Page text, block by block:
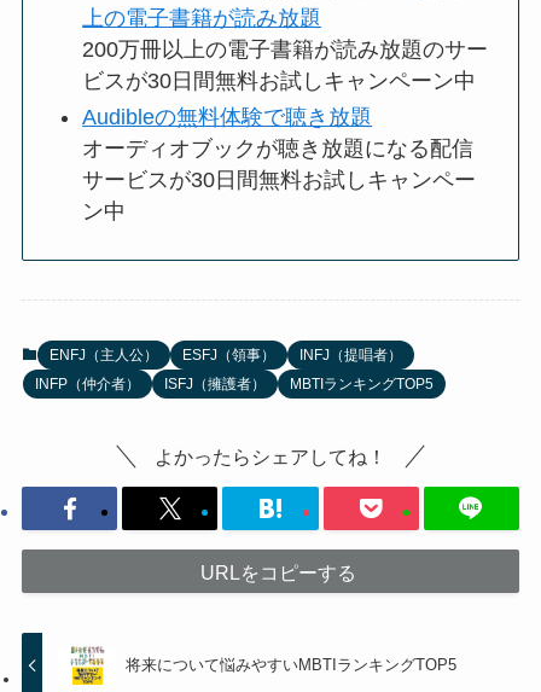
上の電子書籍が読み放題
200万冊以上の電子書籍が読み放題のサー
ビスが30日間無料お試しキャンペーン中
Audibleの無料体験で聴き放題
オーディオブックが聴き放題になる配信
サービスが30日間無料お試しキャンペー
ン中
ENFJ（主人公） ESFJ（領事）
INFJ（提唱者）
INFP（仲介者）
ISFJ（擁護者） MBTIランキングTOP5
よかったらシェアしてね！
URLをコピーする
将来について悩みやすいMBTIランキングTOP5